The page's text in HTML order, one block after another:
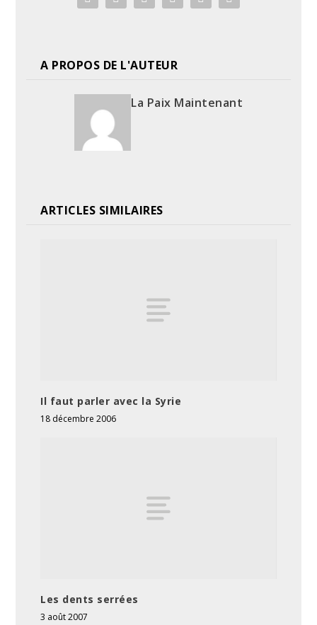
A PROPOS DE L'AUTEUR
La Paix Maintenant
ARTICLES SIMILAIRES
Il faut parler avec la Syrie
18 décembre 2006
Les dents serrées
3 août 2007